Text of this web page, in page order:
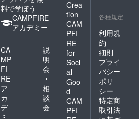
料で学ぼう
CAMPFIRE
アカデミー
CA
MP
FI
RE
ア
カ
デ
説
明
会
・
相
談
会
Crea
tion
CAM
PFI
RE
for
Soci
al
Goo
d
CAM
PFI
各種規定
利用規
約
細則
プライ
バシー
ポリ
シー
特定商
取引法